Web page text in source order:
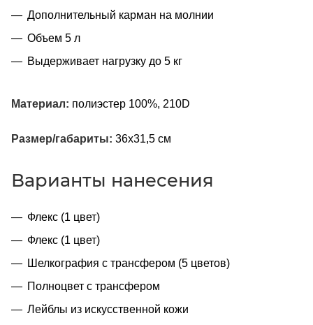
Дополнительный карман на молнии
Объем 5 л
Выдерживает нагрузку до 5 кг
Материал: полиэстер 100%, 210D
Размер/габариты: 36x31,5 см
Варианты нанесения
Флекс (1 цвет)
Флекс (1 цвет)
Шелкография с трансфером (5 цветов)
Полноцвет с трансфером
Лейблы из искусственной кожи